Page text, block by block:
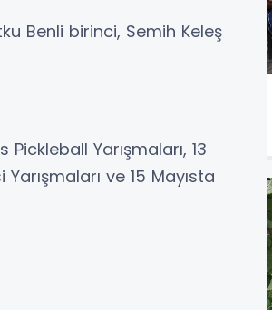
Benli birinci, Semih Keleş
Pickleball Yarışmaları, 13
ve 15 Mayısta